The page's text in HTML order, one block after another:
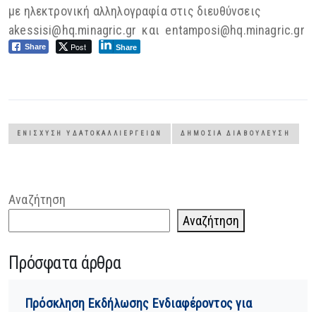
με ηλεκτρονική αλληλογραφία στις διευθύνσεις
akessisi@hq.minagric.gr και entamposi@hq.minagric.gr
Share Post Share
ΕΝΊΣΧΥΣΗ ΥΔΑΤΟΚΑΛΛΙΕΡΓΕΙΏΝ ΔΗΜΌΣΙΑ ΔΙΑΒΟΎΛΕΥΣΗ
Αναζήτηση
Αναζήτηση
Πρόσφατα άρθρα
Πρόσκληση Εκδήλωσης Ενδιαφέροντος για